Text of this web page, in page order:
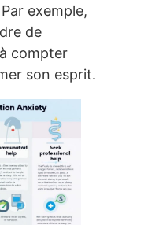
exemple,
de
compter
son esprit.